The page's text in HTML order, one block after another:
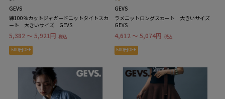
GEVS
綿100％カットジャガードニットタイトスカ
ート 大きいサイズ GEVS
5,382 ～ 5,921円 税込
500円OFF
GEVS
ラメニットロングスカート 大きいサイズ
GEVS
4,612 ～ 5,074円 税込
500円OFF